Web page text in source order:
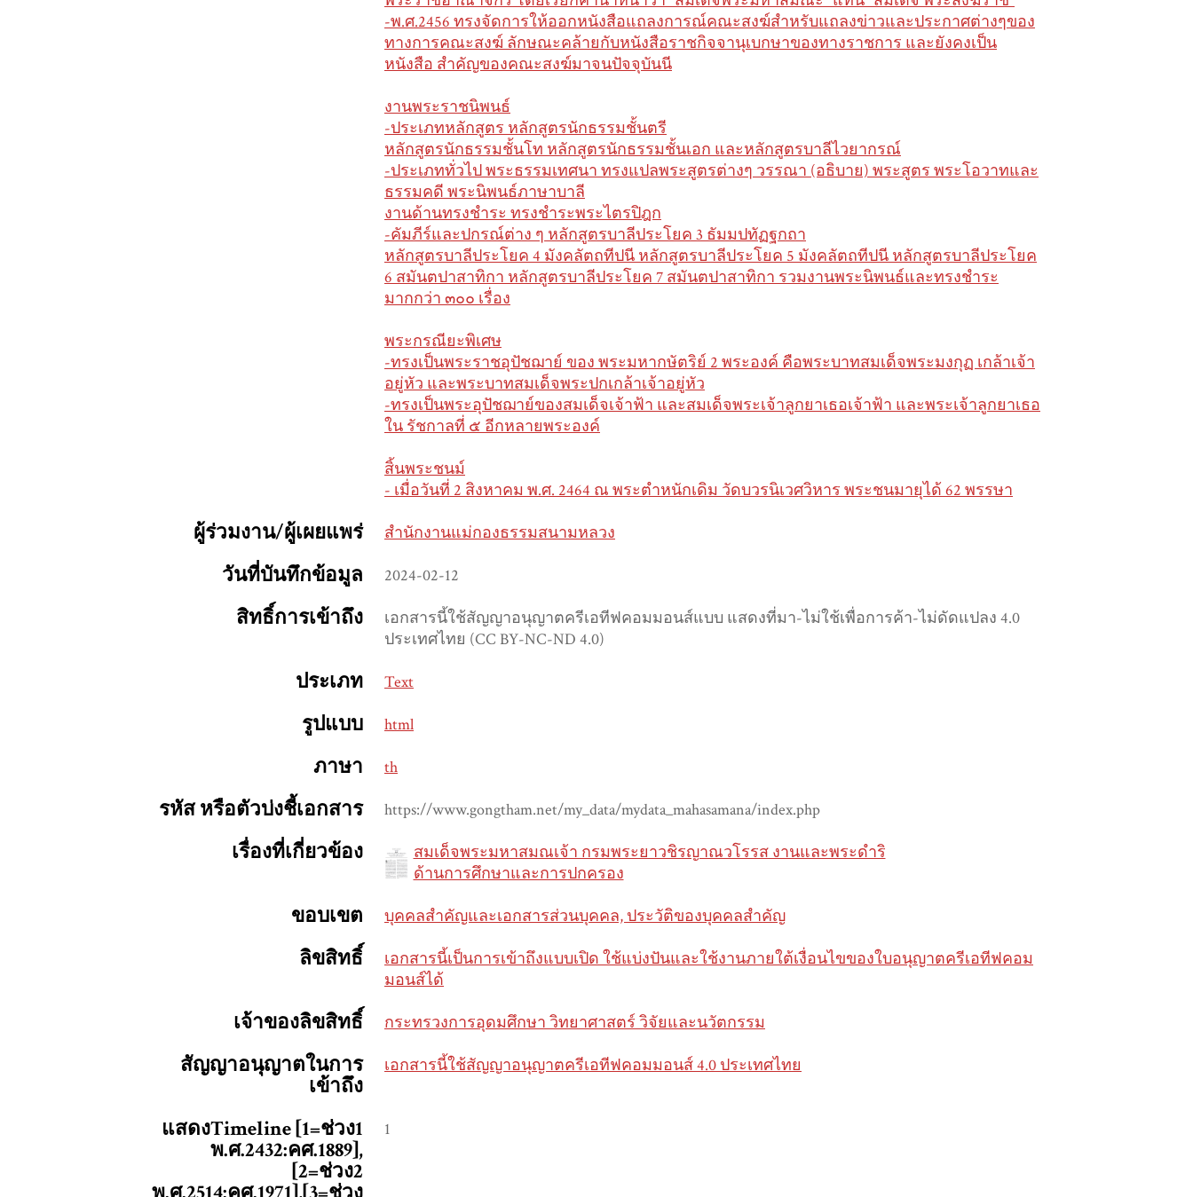
-พ.ศ.2456 ทรงจัดการให้ออกหนังสือแถลงการณ์คณะสงฆ์สำหรับแถลงข่าวและประกาศต่างๆของ
ทางการคณะสงฆ์ ลักษณะคล้ายกับหนังสือราชกิจจานุเบกษาของทางราชการ และยังคงเป็น
หนังสือ สำคัญของคณะสงฆ์มาจนปัจจุบันนี
งานพระราชนิพนธ์
-ประเภทหลักสูตร หลักสูตรนักธรรมชั้นตรี
หลักสูตรนักธรรมชั้นโท หลักสูตรนักธรรมชั้นเอก และหลักสูตรบาลีไวยากรณ์
-ประเภททั่วไป พระธรรมเทศนา ทรงแปลพระสูตรต่างๆ วรรณา (อธิบาย) พระสูตร พระโอวาทและ
ธรรมคดี พระนิพนธ์ภาษาบาลี
งานด้านทรงชำระ ทรงชำระพระไตรปิฎก
-คัมภีร์และปกรณ์ต่าง ๆ หลักสูตรบาลีประโยค 3 ธัมมปทัฏฐกถา
หลักสูตรบาลีประโยค 4 มังคลัตถทีปนี หลักสูตรบาลีประโยค 5 มังคลัตถทีปนี หลักสูตรบาลีประโยค
6 สมันตปาสาทิกา หลักสูตรบาลีประโยค 7 สมันตปาสาทิกา รวมงานพระนิพนธ์และทรงชำระ
มากกว่า ๓๐๐ เรื่อง
พระกรณียะพิเศษ
-ทรงเป็นพระราชอุปัชฌาย์ ของ พระมหากษัตริย์ 2 พระองค์ คือพระบาทสมเด็จพระมงกุฏ เกล้าเจ้า
อยู่หัว และพระบาทสมเด็จพระปกเกล้าเจ้าอยู่หัว
-ทรงเป็นพระอุปัชฌาย์ของสมเด็จเจ้าฟ้า และสมเด็จพระเจ้าลูกยาเธอเจ้าฟ้า และพระเจ้าลูกยาเธอ
ใน รัชกาลที่ ๕ อีกหลายพระองค์
สิ้นพระชนม์
- เมื่อวันที่ 2 สิงหาคม พ.ศ. 2464 ณ พระตำหนักเดิม วัดบวรนิเวศวิหาร พระชนมายุได้ 62 พรรษา
ผู้ร่วมงาน/ผู้เผยแพร่ สำนักงานแม่กองธรรมสนามหลวง
วันที่บันทึกข้อมูล 2024-02-12
สิทธิ์การเข้าถึง
เอกสารนี้ใช้สัญญาอนุญาตครีเอทีฟคอมมอนส์แบบ แสดงที่มา-ไม่ใช้เพื่อการค้า-ไม่ดัดแปลง 4.0
ประเทศไทย (CC BY-NC-ND 4.0)
ประเภท Text
รูปแบบ html
ภาษา th
รหัส หรือตัวบ่งชี้เอกสาร https://www.gongtham.net/my_data/mydata_mahasamana/index.php
เรื่องที่เกี่ยวข้อง
สมเด็จพระมหาสมณเจ้า กรมพระยาวชิรญาณวโรรส งานและพระดำริ
ด้านการศึกษาและการปกครอง
ขอบเขต บุคคลสำคัญและเอกสารส่วนบุคคล, ประวัติของบุคคลสำคัญ
ลิขสิทธิ์
เอกสารนี้เป็นการเข้าถึงแบบเปิด ใช้แบ่งปันและใช้งานภายใต้เงื่อนไขของใบอนุญาตครีเอทีฟคอม
มอนส์ได้
เจ้าของลิขสิทธิ์ กระทรวงการอุดมศึกษา วิทยาศาสตร์ วิจัยและนวัตกรรม
สัญญาอนุญาตในการ
เข้าถึง
เอกสารนี้ใช้สัญญาอนุญาตครีเอทีฟคอมมอนส์ 4.0 ประเทศไทย
แสดงTimeline [1=ช่วง1
พ.ศ.2432:คศ.1889],
[2=ช่วง2
1